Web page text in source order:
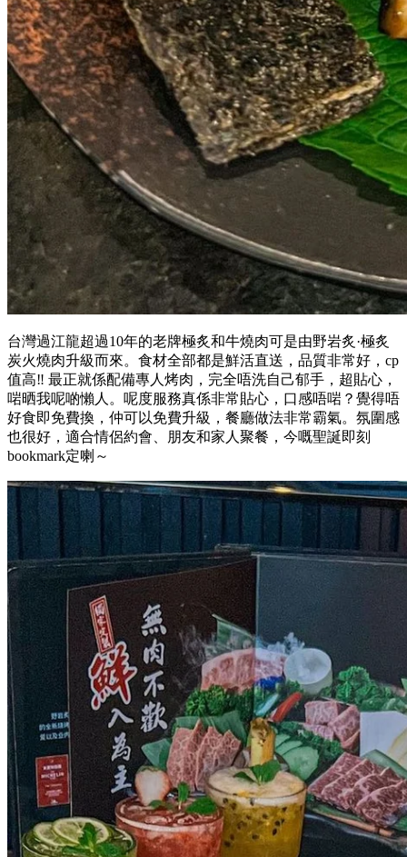
台灣過江龍超過10年的老牌極炙和牛燒肉可是由野岩炙·極炙
炭火燒肉升級而來。食材全部都是鮮活直送，品質非常好，cp
值高‼ 最正就係配備專人烤肉，完全唔洗自己郁手，超貼心，
啱晒我呢啲懶人。呢度服務真係非常貼心，口感唔啱？覺得唔
好食即免費換，仲可以免費升級，餐廳做法非常霸氣。氛圍感
也很好，適合情侶約會、朋友和家人聚餐，今嘅聖誕即刻